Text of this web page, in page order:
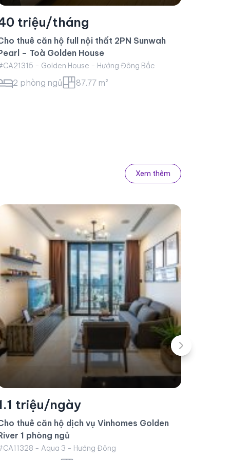
Xem thêm
triệu/ngày
Cho thuê căn hộ dịch vụ Vinhomes Golden
- Aqua 3 - Hướng Đông
2 phòng ngủ 78 m²